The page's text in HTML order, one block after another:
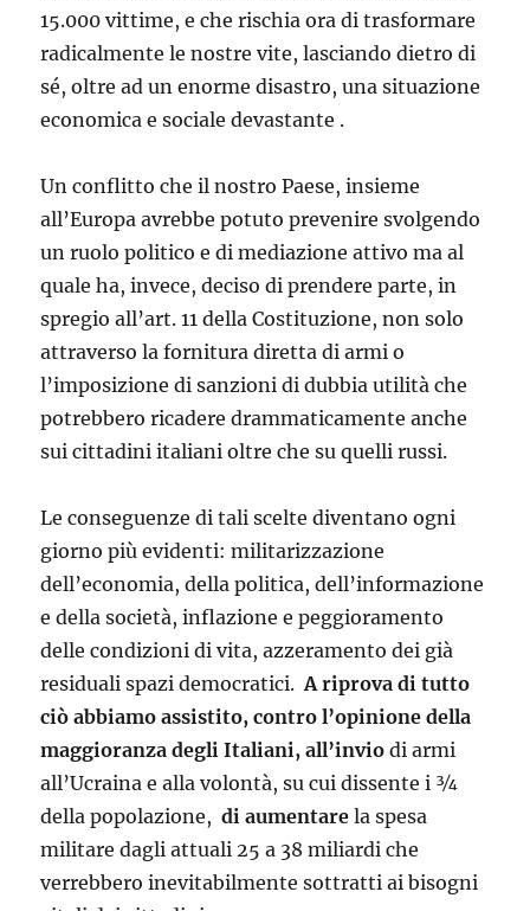
15.000 vittime, e che rischia ora di trasformare
radicalmente le nostre vite, lasciando dietro di
sé, oltre ad un enorme disastro, una situazione
economica e sociale devastante .
Un conflitto che il nostro Paese, insieme
all’Europa avrebbe potuto prevenire svolgendo
un ruolo politico e di mediazione attivo ma al
quale ha, invece, deciso di prendere parte, in
spregio all’art. 11 della Costituzione, non solo
attraverso la fornitura diretta di armi o
l’imposizione di sanzioni di dubbia utilità che
potrebbero ricadere drammaticamente anche
sui cittadini italiani oltre che su quelli russi.
Le conseguenze di tali scelte diventano ogni
giorno più evidenti: militarizzazione
dell’economia, della politica, dell’informazione
e della società, inflazione e peggioramento
delle condizioni di vita, azzeramento dei già
residuali spazi democratici.A riprova di tutto
ciò abbiamo assistito, contro l’opinione della
maggioranza degli Italiani, all’inviodi armi
all’Ucraina e alla volontà, su cui dissente i ¾
della popolazione,di aumentare la spesa
militare dagli attuali 25 a 38 miliardi che
verrebbero inevitabilmente sottratti ai bisogni